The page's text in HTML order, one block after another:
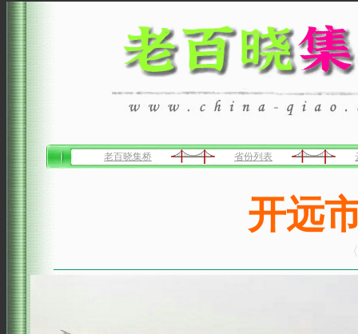
老百晓集桥 省份列表
开远